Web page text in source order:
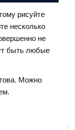
рисуйте
несколько
не
быть любые
Можно